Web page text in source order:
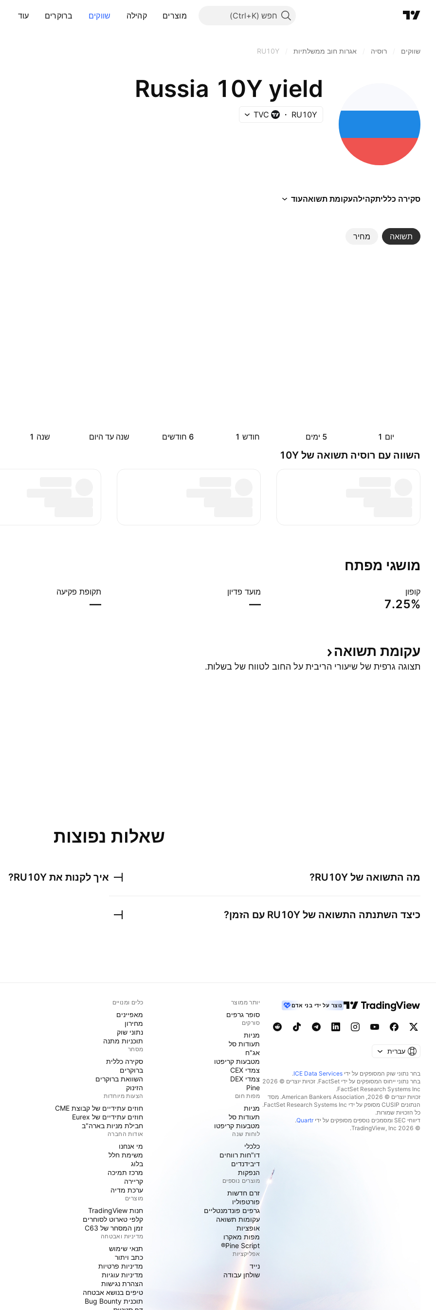
חפש מוצרים קהילה שווקים ברוקרים עוד
שווקים רוסיה‏ אגרות חוב ממשלתיות RU10Y
Russia 10Y yield
RU10Y
TVC
סקירה כלליתקהילהעקומת תשואהעוד
תשואה מחיר
יום ‎1‎ ‎5‎ ימים חודש ‎1‎ ‎6‎ חודשים שנה עד היום שנה ‎1‎
השווה עם רוסיה תשואה של 10Y
מושגי מפתח
קופון
7.25%
מועד פדיון
—
תקופת פקיעה
—
עקומת תשואה
תצוגה גרפית של שיעורי הריבית על החוב לטווח של בשלות.
שאלות נפוצות
מה התשואה של RU10Y
?
כיצד השתנתה התשואה של RU10Y עם הזמן?
איך לקנות את RU10Y
?
נוצר על ידי בני אדם
עברית
בחר נתוני שוק המסופקים על ידי ICE Data Services
.
בחר נתוני ייחוס המסופקים על ידי FactSet. זכויות יוצרים © 2026
זכויות יוצרים © 2026, ‏American Bankers Association. מסד
הנתונים CUSIP מסופק על ידי FactSet Research Systems Inc.
כל הזכויות שמורות.
דיווחי SEC ומסמכים נוספים מסופקים על ידי
Quartr
.
© 2026 ‏TradingView, Inc.‏
יותר ממוצר
סופר גרפים
סורקים
מניות‏
תעודות סל
אג"ח
מטבעות קריפטו
צמדי CEX
צמדי DEX
Pine
מפות חום
מניות‏
תעודות סל
מטבעות קריפטו
לוחות שנה
כלכלי
דו"חות רווחים
דיבידנדים
הנפקות
מוצרים נוספים
זרם חדשות
פורטפוליו
גרפים פונדמנטליים
עקומות תשואה
אופציות
מפות מאקרו
Pine Script®
אפליקציות
נייד
שולחן עבודה
כלים ומנויים
מאפיינים
מחירון
נתוני שוק
תוכניות מתנה
מסחר
סקירה כללית
ברוקרים
השוואת ברוקרים
הזינוק
הצעות מיוחדות
חוזים עתידיים של קבוצת CME
חוזים עתידיים של Eurex
חבילת מניות בארה"ב
אודות החברה
מי אנחנו
משימת חלל
בלוג
מרכז תמיכה
קריירה
ערכת מדיה
מוצרים
חנות TradingView
קלפי טארוט לסוחרים
זמן המסחר של C63
מדיניות ואבטחה
תנאי שימוש
כתב ויתור
מדיניות פרטיות
מדיניות עוגיות
הצהרת נגישות
טיפים בנושא אבטחה
תוכנית Bug Bounty